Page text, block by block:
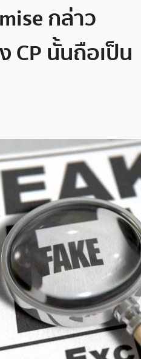
กล่าว
CP นั้นถือเป็น